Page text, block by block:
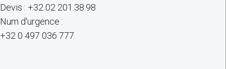
Devis : +32 02 201.38.98
Num d'urgence :
+32 0 497 036 777